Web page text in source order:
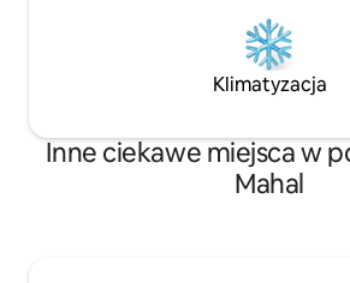
Klimatyzacja
Inne ciekawe miejsca w
Mahal